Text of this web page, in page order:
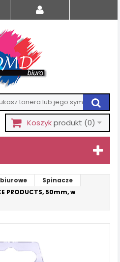
Koszykprodukt (0)
Spinacze
PRODUCTS, 50mm, w